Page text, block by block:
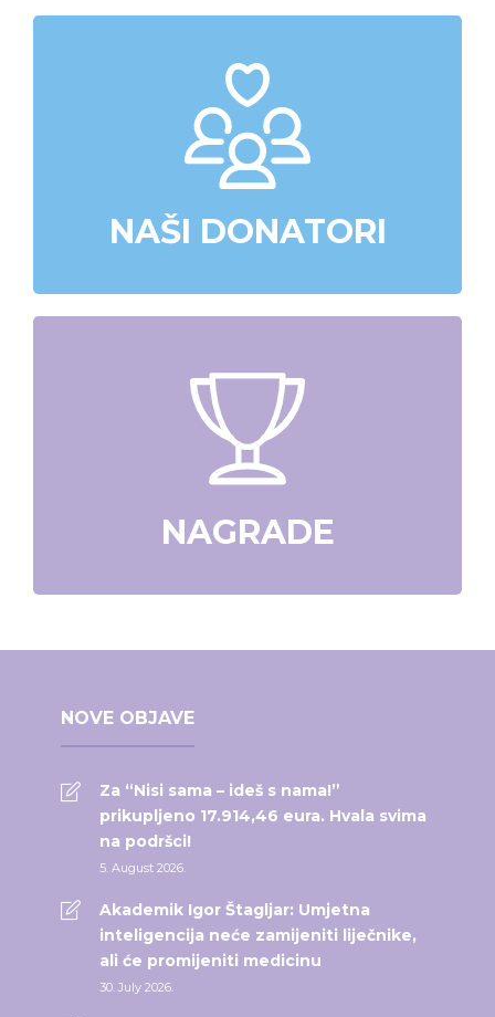
NAŠI DONATORI
NAGRADE
NOVE OBJAVE
Za “Nisi sama – ideš s nama!”
prikupljeno 17.914,46 eura. Hvala svima
na podršci!
5. August 2026.
Akademik Igor Štagljar: Umjetna
inteligencija neće zamijeniti liječnike,
ali će promijeniti medicinu
30. July 2026.